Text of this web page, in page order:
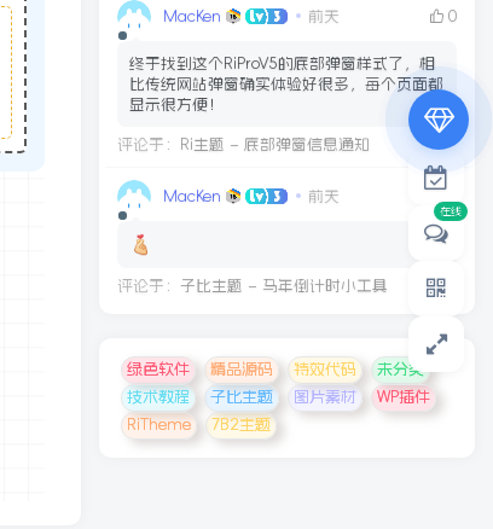
MacKen 前天 0
终于找到这个RiProV5的底部弹窗样式了，相
比传统网站弹窗确实体验好很多，每个页面都
显示很方便！
评论于： Ri主题 – 底部弹窗信息通知
MacKen 前天
评论于： 子比主题 – 马年倒计时小工具
绿色软件 精品源码 特效代码
未分类
技术教程
子比主题 图片素材
WP插件
RiTheme
7B2主题
专属内容无限访问
下载权限提升至最高级
专属子比付费美化优惠
免费下载更多精品资源
在线